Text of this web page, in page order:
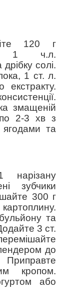
120 г
1 ч.л.
солі.
1 ст. л.
змащеній
по 2-3 хв з
та
зубчики
300 г
та
3 ст.
до
Приправте
кропом.
або